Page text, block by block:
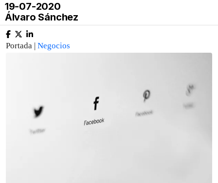
19-07-2020
Álvaro Sánchez
Portada | Negocios